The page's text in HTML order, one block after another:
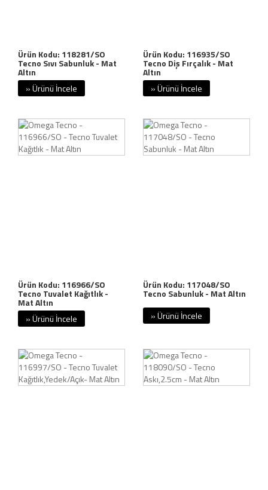
Ürün Kodu: 118281/SO
Tecno Sıvı Sabunluk - Mat
Altın
» Ürünü İncele
Ürün Kodu: 116935/SO
Tecno Diş Fırçalık - Mat
Altın
» Ürünü İncele
Ürün Kodu: 116966/SO
Tecno Tuvalet Kağıtlık -
Mat Altın
» Ürünü İncele
Ürün Kodu: 117048/SO
Tecno Sabunluk - Mat Altın
» Ürünü İncele